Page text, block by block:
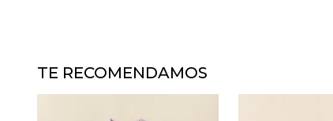
TE RECOMENDAMOS